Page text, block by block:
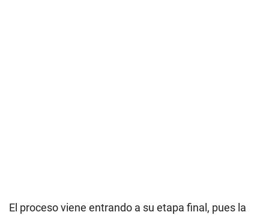
El proceso viene entrando a su etapa final, pues la